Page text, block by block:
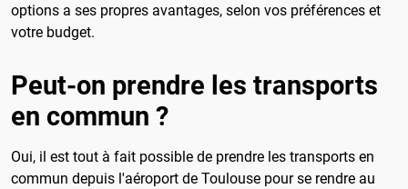
options a ses propres avantages, selon vos préférences et
votre budget.
Peut-on prendre les transports
en commun ?
Oui, il est tout à fait possible de prendre les transports en
commun depuis l'aéroport de Toulouse pour se rendre au